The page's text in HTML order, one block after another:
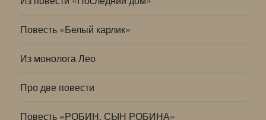
Повесть «Белый карлик»
Из монолога Лео
Про две повести
Повесть «РОБИН, СЫН РОБИНА»